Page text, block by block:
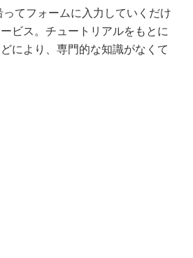
てフォームに入力していくだけ
ビス。チュートリアルをもとに
により、専門的な知識がなくて